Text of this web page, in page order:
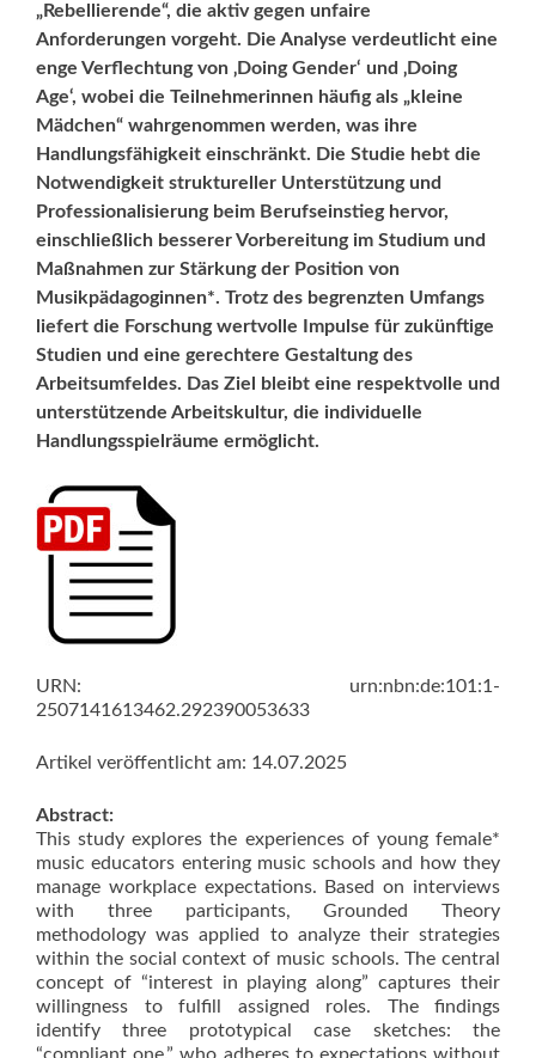
„Rebellierende“, die aktiv gegen unfaire
Anforderungen vorgeht. Die Analyse verdeutlicht eine
enge Verflechtung von ‚Doing Gender‘ und ‚Doing
Age‘, wobei die Teilnehmerinnen häufig als „kleine
Mädchen“ wahrgenommen werden, was ihre
Handlungsfähigkeit einschränkt. Die Studie hebt die
Notwendigkeit struktureller Unterstützung und
Professionalisierung beim Berufseinstieg hervor,
einschließlich besserer Vorbereitung im Studium und
Maßnahmen zur Stärkung der Position von
Musikpädagoginnen*. Trotz des begrenzten Umfangs
liefert die Forschung wertvolle Impulse für zukünftige
Studien und eine gerechtere Gestaltung des
Arbeitsumfeldes. Das Ziel bleibt eine respektvolle und
unterstützende Arbeitskultur, die individuelle
Handlungsspielräume ermöglicht.
URN: urn:nbn:de:101:1-
2507141613462.292390053633
Artikel veröffentlicht am: 14.07.2025
Abstract:
This study explores the experiences of young female*
music educators entering music schools and how they
manage workplace expectations. Based on interviews
with three participants, Grounded Theory
methodology was applied to analyze their strategies
within the social context of music schools. The central
concept of “interest in playing along” captures their
willingness to fulfill assigned roles. The findings
identify three prototypical case sketches: the